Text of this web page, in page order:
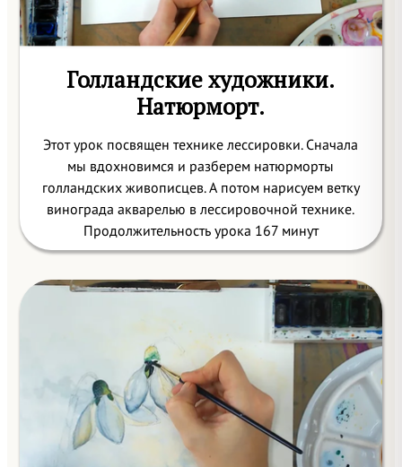
Голландские художники.
Натюрморт.
Этот урок посвящен технике лессировки. Сначала
мы вдохновимся и разберем натюрморты
голландских живописцев. А потом нарисуем ветку
винограда акварелью в лессировочной технике.
Продолжительность урока 167 минут